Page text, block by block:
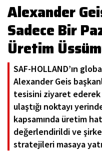
Alexander
Sadece Bir
Üretim
SAF-HOLLAND’ın
Alexander Geis
tesisini ziyaret ederek
ulaştığı noktayı
kapsamında üretim
değerlendirildi ve
stratejileri masaya